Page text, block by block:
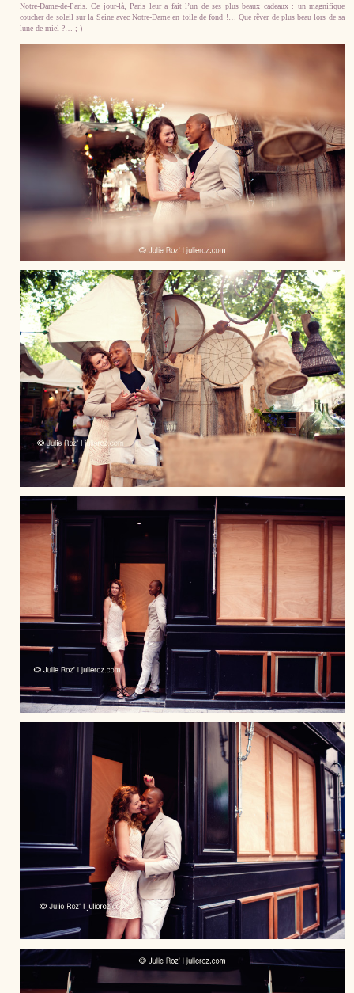
Notre-Dame-de-Paris. Ce jour-là, Paris leur a fait l’un de ses plus beaux cadeaux : un magnifique
coucher de soleil sur la Seine avec Notre-Dame en toile de fond !… Que rêver de plus beau lors de sa
lune de miel ?… ;-)